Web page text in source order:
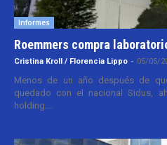
Informes
Roemmers compra
Cristina Kroll / Florencia Lippo - 05/05/
Menos de un año después de
quedado con el nacional Sidus,
holding....